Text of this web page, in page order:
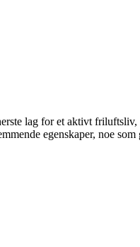
lag for et aktivt
egenskaper, noe